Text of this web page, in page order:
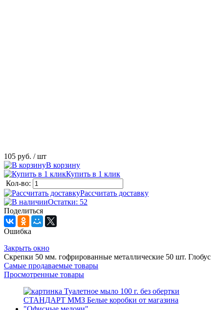
105 руб. / шт
В корзину
Купить в 1 клик
Кол-во:
Рассчитать доставку
Остатки: 52
Поделиться
Ошибка
Закрыть окно
Скрепки 50 мм. гофрированные металлические 50 шт. Глобус
Самые продаваемые товары
Просмотренные товары